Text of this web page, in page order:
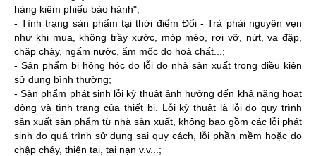
hàng kiêm phiếu bảo hành";
- Tình trạng sản phẩm tại thời điểm Đổi - Trả phải nguyên vẹn
như khi mua, không trầy xước, móp méo, rơi vỡ, nứt, va đập,
chập cháy, ngấm nước, ẩm mốc do hoá chất...;
- Sản phẩm bị hỏng hóc do lỗi do nhà sản xuất trong điều kiện
sử dụng bình thường;
- Sản phẩm phát sinh lỗi kỹ thuật ảnh hưởng đến khả năng hoạt
động và tình trạng của thiết bị. Lỗi kỹ thuật là lỗi do quy trình
sản xuất sản phẩm từ nhà sản xuất, không bao gồm các lỗi phát
sinh do quá trình sử dụng sai quy cách, lỗi phần mềm hoặc do
chập cháy, thiên tai, tai nạn v.v...;